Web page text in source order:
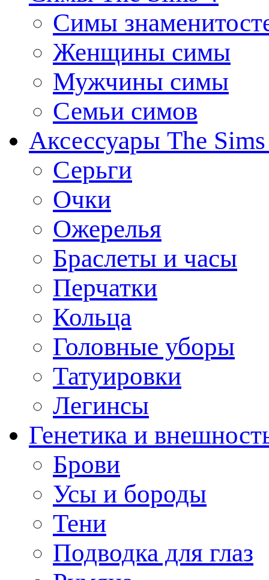
Симы
Женщины симы
Мужчины симы
Семьи симов
Аксессуары The
Серьги
Очки
Ожерелья
Браслеты и часы
Перчатки
Кольца
Головные уборы
Татуировки
Легинсы
Генетика и
Брови
Усы и бороды
Тени
Подводка для глаз